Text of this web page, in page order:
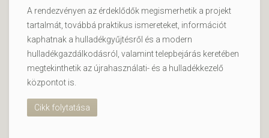
A rendezvényen az érdeklődők megismerhetik a projekt
tartalmát, továbbá praktikus ismereteket, információt
kaphatnak a hulladékgyűjtésről és a modern
hulladékgazdálkodásról, valamint telepbejárás keretében
megtekinthetik az újrahasználati- és a hulladékkezelő
központot is.
Cikk folytatása